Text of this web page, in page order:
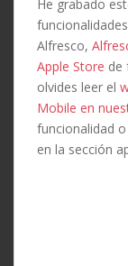
He grabado
Alfresco,
Apple Store de
olvides leer el
Mobile en
funcionalidad
en la sección